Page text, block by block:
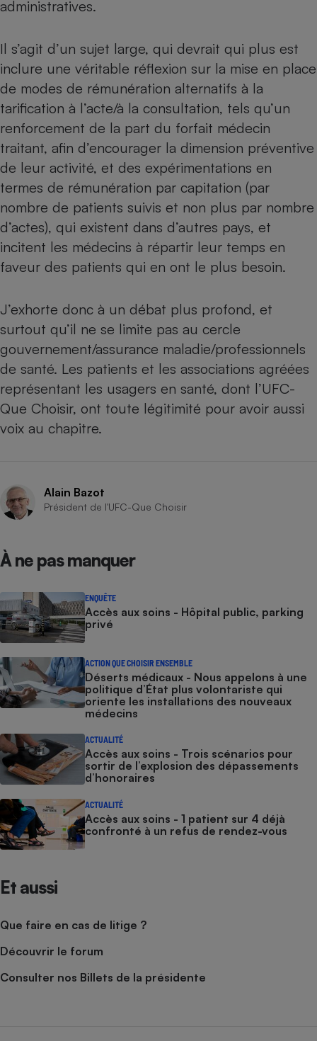
administratives.
Il s’agit d’un sujet large, qui devrait qui plus est
inclure une véritable réflexion sur la mise en place
de modes de rémunération alternatifs à la
tarification à l’acte/à la consultation, tels qu’un
renforcement de la part du forfait médecin
traitant, afin d’encourager la dimension préventive
de leur activité, et des expérimentations en
termes de rémunération par capitation (par
nombre de patients suivis et non plus par nombre
d’actes), qui existent dans d’autres pays, et
incitent les médecins à répartir leur temps en
faveur des patients qui en ont le plus besoin.
J’exhorte donc à un débat plus profond, et
surtout qu’il ne se limite pas au cercle
gouvernement/assurance maladie/professionnels
de santé. Les patients et les associations agréées
représentant les usagers en santé, dont l’UFC-
Que Choisir, ont toute légitimité pour avoir aussi
voix au chapitre.
Alain Bazot
Président de l'UFC-Que Choisir
À ne pas manquer
ENQUÊTE
Accès aux soins - Hôpital public, parking
privé
ACTION QUE CHOISIR ENSEMBLE
Déserts médicaux - Nous appelons à une
politique d’État plus volontariste qui
oriente les installations des nouveaux
médecins
ACTUALITÉ
Accès aux soins - Trois scénarios pour
sortir de l’explosion des dépassements
d’honoraires
ACTUALITÉ
Accès aux soins - 1 patient sur 4 déjà
confronté à un refus de rendez-vous
Et aussi
Que faire en cas de litige ?
Découvrir le forum
Consulter nos Billets de la présidente